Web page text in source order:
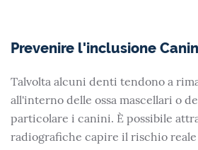
Prevenire l'inclusione
Talvolta alcuni denti tendono a
all'interno delle ossa mascellari o
particolare i canini. È possibile
radiografiche capire il rischio